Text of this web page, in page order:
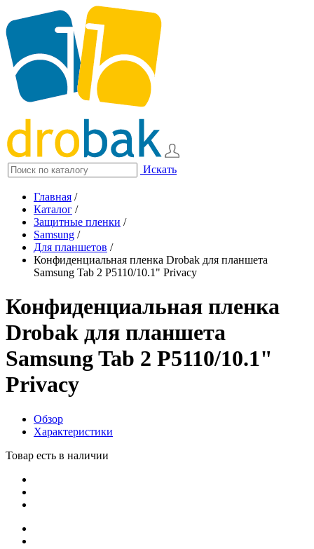
Искать
Главная /
Каталог /
Защитные пленки /
Samsung /
Для планшетов /
Конфиденциальная пленка Drobak для планшета
Samsung Tab 2 P5110/10.1" Privacy
Конфиденциальная пленка
Drobak для планшета
Samsung Tab 2 P5110/10.1"
Privacy
Обзор
Характеристики
Товар есть в наличии